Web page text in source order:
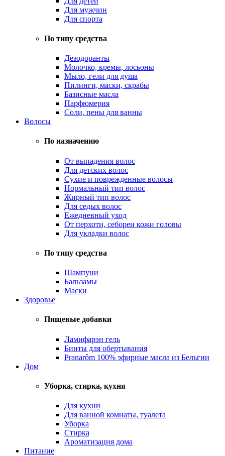
Для мужчин
Для спорта
По типу средства
Дезодоранты
Молочко, кремы, лосьоны
Мыло, гели для душа
Пилинги, маски, скрабы
Базисные масла
Парфюмерия
Соли, пены для ванны
Волосы
По назначению
От выпадения волос
Для детских волос
Сухие и поврежденные волосы
Нормальный тип волос
Жирный тип волос
Для седых волос
Ежедневный уход
От перхоти, себореи кожи головы
Для укладки волос
По типу средства
Шампуни
Бальзамы
Маски
Здоровье
Пищевые добавки
Ламифарэн гель
Бинты для обертывания
Pranarôm 100% эфирные масла из Бельгии
Дом
Уборка, стирка, кухня
Для кухни
Для ванной комнаты, туалета
Уборка
Стирка
Ароматизация дома
Питание